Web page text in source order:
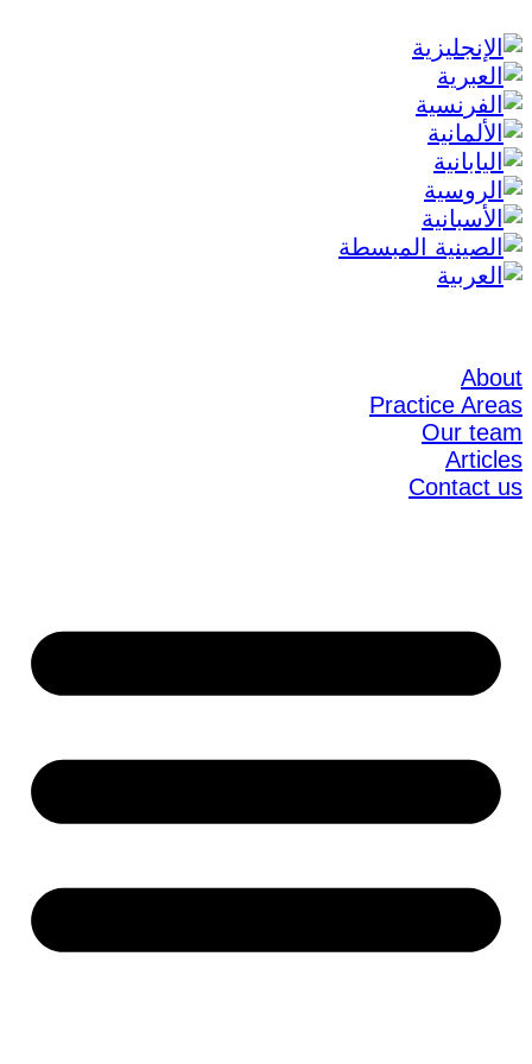
About
Practice Areas
Our team
Articles
Contact us